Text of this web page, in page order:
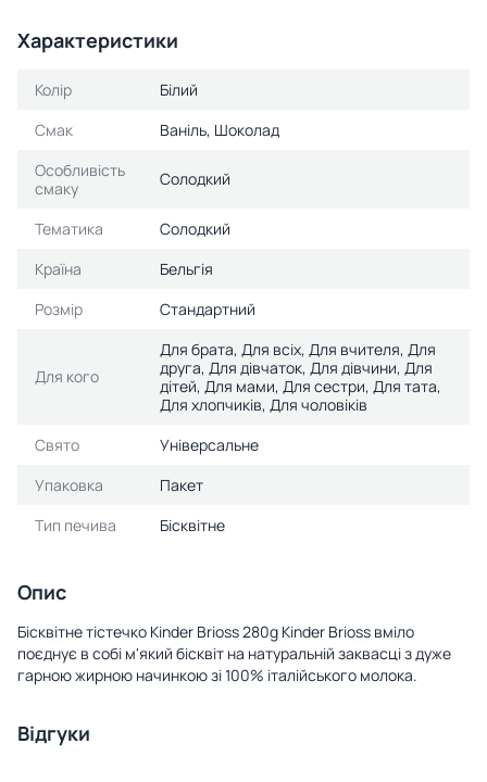
Характеристики
Колір
Білий
Смак
Ваніль, Шоколад
Особливість
смаку
Солодкий
Тематика
Солодкий
Країна
Бельгія
Розмір
Стандартний
Для кого
Для брата, Для всіх, Для вчителя, Для
друга, Для дівчаток, Для дівчини, Для
дітей, Для мами, Для сестри, Для тата,
Для хлопчиків, Для чоловіків
Свято
Універсальне
Упаковка
Пакет
Тип печива
Бісквітне
Опис
Бісквітне тістечко Kinder Brioss 280g Kinder Brioss вміло
поєднує в собі м'який бісквіт на натуральній заквасці з дуже
гарною жирною начинкою зі 100% італійського молока.
Відгуки